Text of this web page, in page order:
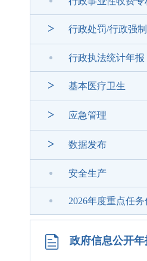
> 行政处罚/行政强制
行政执法统计年报
> 基本医疗卫生
> 应急管理
> 数据发布
安全生产
2026年度重点任
政府信息公开年